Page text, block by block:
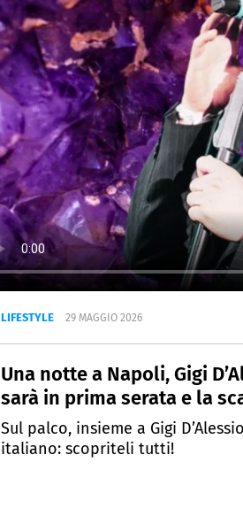
LIFESTYLE 29 MAGGIO 2026
Una notte a Napoli, Gigi
sarà in prima serata e la
Sul palco, insieme a Gigi
italiano: scopriteli tutti!